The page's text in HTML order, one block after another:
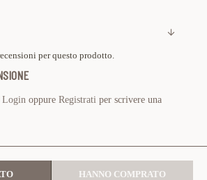
per questo prodotto.
Login oppure Registrati per scrivere una
HANNO COMPRATO